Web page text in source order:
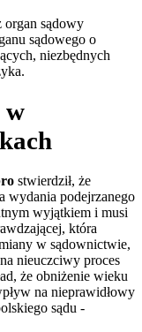
organ sądowy
sądowego o
niezbędnych
w
stwierdził, że
wydania podejrzanego
wyjątkiem i musi
która
w sądownictwie,
nieuczciwy proces
że obniżenie wieku
na nieprawidłowy
sądu -